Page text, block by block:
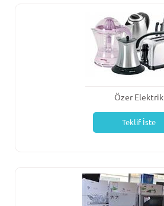
Özer Elektrik
Teklif İste